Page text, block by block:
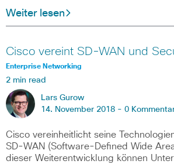
Weiter lesen
Cisco vereint SD-WAN und
Enterprise Networking
2 min read
Lars Gurow
14. November 2018 - 0
Cisco vereinheitlicht seine
SD-WAN (Software-Defined Wide
dieser Weiterentwicklung können